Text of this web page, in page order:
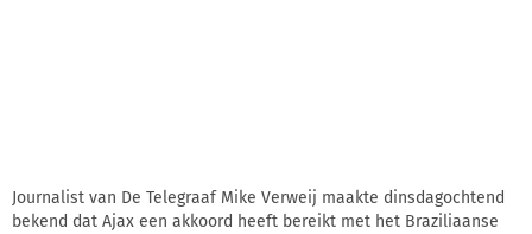
Journalist van De Telegraaf Mike Verweij maakte dinsdagochtend
bekend dat Ajax een akkoord heeft bereikt met het Braziliaanse